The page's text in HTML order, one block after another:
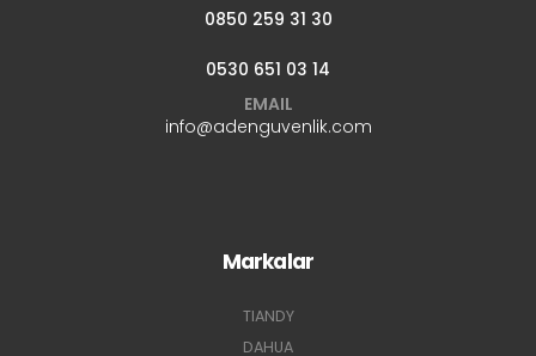
Yakacık-Kartal, İstanbul
0850 259 31 30
0530 651 03 14
Markalar